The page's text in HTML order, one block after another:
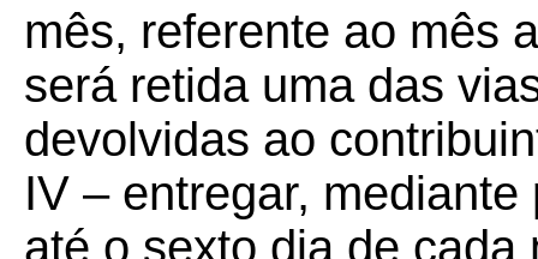
mês, referente ao mês
será retida uma das
devolvidas ao
IV – entregar,
até o sexto dia de cada